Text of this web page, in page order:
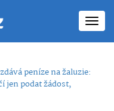
peníze na žaluzie:
jen podat žádost,